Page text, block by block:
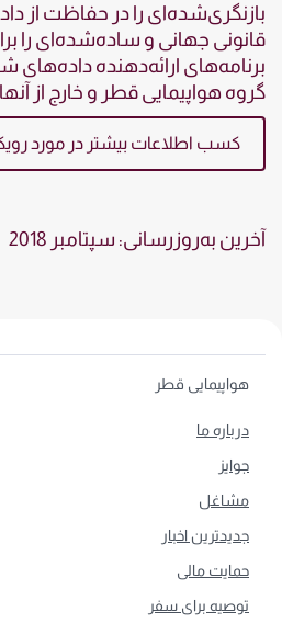
را در حفاظت از داده
جهانی و ساده‌شده‌ای را برای
ارائه‌دهنده داده‌های
هواپیمایی قطر و خارج از آنها
کسب اطلاعات بیشتر در مورد رویکرد
به‌روزرسانی: سپتامبر 2018
قطر
ما
اخبار
مالی
برای سفر